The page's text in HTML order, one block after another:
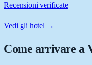
Recensioni verificate
Vedi gli hotel →
Come arrivare a